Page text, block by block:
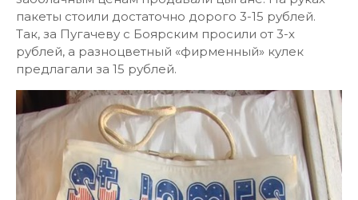
пакеты стоили достаточно дорого 3-15 рублей.
Так, за Пугачеву с Боярским просили от 3-х
рублей, а разноцветный «фирменный» кулек
предлагали за 15 рублей.